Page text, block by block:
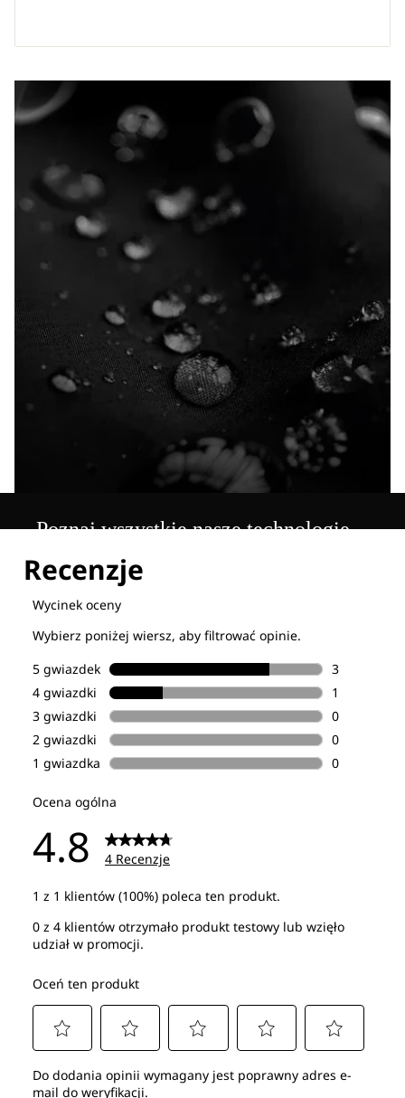
Poznaj wszystkie nasze technologie